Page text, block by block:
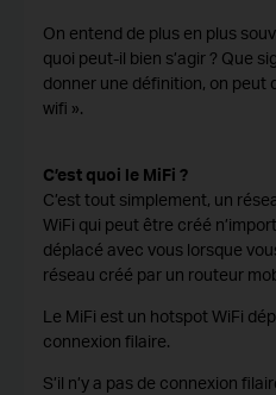
On entend de plus en plus
quoi peut-il bien s’agir ? Que
donner une définition, on peut
wifi ».
C’est quoi le MiFi ?
C’est tout simplement, un
WiFi qui peut être créé
déplacé avec vous lorsque
réseau créé par un routeur
Le MiFi est un hotspot WiFi
connexion filaire.
S’il n’y a pas de connexion